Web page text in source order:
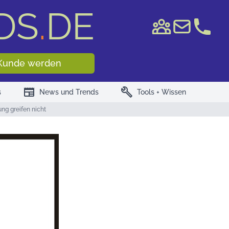
.DE
WKN/ISIN
werden
newspaper News und Trends build Tools + Wissen
greifen nicht